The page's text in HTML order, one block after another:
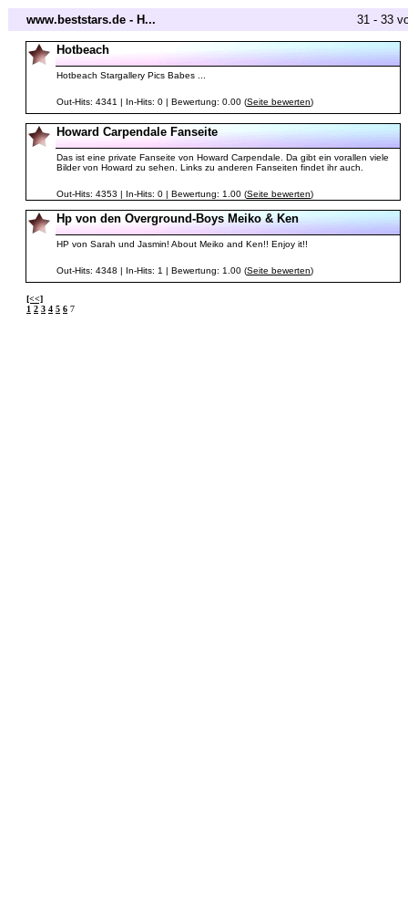
www.beststars.de - H... 31 - 33
Hotbeach
Hotbeach Stargallery Pics Babes ...
Out-Hits: 4341 | In-Hits: 0 | Bewertung: 0.00 (Seite bewerten)
Howard Carpendale Fanseite
Das ist eine private Fanseite von Howard Carpendale. Da gibt ein vorallen viele
Bilder von Howard zu sehen. Links zu anderen Fanseiten findet ihr auch.
Out-Hits: 4353 | In-Hits: 0 | Bewertung: 1.00 (Seite bewerten)
Hp von den Overground-Boys Meiko & Ken
HP von Sarah und Jasmin! About Meiko and Ken!! Enjoy it!!
Out-Hits: 4348 | In-Hits: 1 | Bewertung: 1.00 (Seite bewerten)
[<<]
1 2 3 4 5 6 7